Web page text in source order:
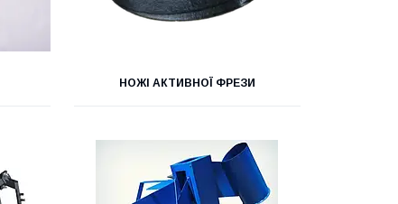
НОЖІ АКТИВНОЇ ФРЕЗИ